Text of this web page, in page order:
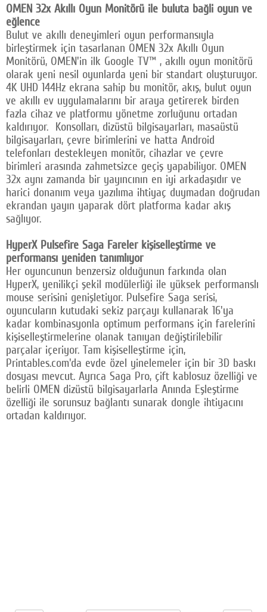
OMEN 32x Akıllı Oyun Monitörü ile buluta bağli oyun ve
eğlence
Bulut ve akıllı deneyimleri oyun performansıyla
birleştirmek için tasarlanan OMEN 32x Akıllı Oyun
Monitörü, OMEN'in ilk Google TV™ , akıllı oyun monitörü
olarak yeni nesil oyunlarda yeni bir standart oluşturuyor.
4K UHD 144Hz ekrana sahip bu monitör, akış, bulut oyun
ve akıllı ev uygulamalarını bir araya getirerek birden
fazla cihaz ve platformu yönetme zorluğunu ortadan
kaldırıyor. Konsolları, dizüstü bilgisayarları, masaüstü
bilgisayarları, çevre birimlerini ve hatta Android
telefonları destekleyen monitör, cihazlar ve çevre
birimleri arasında zahmetsizce geçiş yapabiliyor. OMEN
32x aynı zamanda bir yayıncının en iyi arkadaşıdır ve
harici donanım veya yazılıma ihtiyaç duymadan doğrudan
ekrandan yayın yaparak dört platforma kadar akış
sağlıyor.
HyperX Pulsefire Saga Fareler kişiselleştirme ve
performansı yeniden tanımlıyor
Her oyuncunun benzersiz olduğunun farkında olan
HyperX, yenilikçi şekil modülerliği ile yüksek performanslı
mouse serisini genişletiyor. Pulsefire Saga serisi,
oyuncuların kutudaki sekiz parçayı kullanarak 16'ya
kadar kombinasyonla optimum performans için farelerini
kişiselleştirmelerine olanak tanıyan değiştirilebilir
parçalar içeriyor. Tam kişiselleştirme için,
Printables.com'da evde özel yinelemeler için bir 3D baskı
dosyası mevcut. Ayrıca Saga Pro, çift kablosuz özelliği ve
belirli OMEN dizüstü bilgisayarlarla Anında Eşleştirme
özelliği ile sorunsuz bağlantı sunarak dongle ihtiyacını
ortadan kaldırıyor.